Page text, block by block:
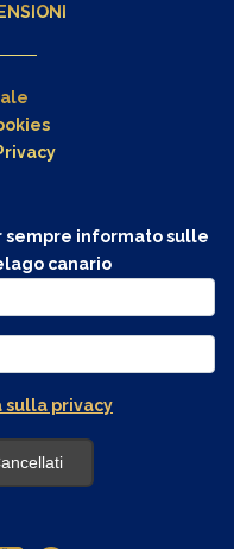
sempre informato sulle
canario
sulla privacy